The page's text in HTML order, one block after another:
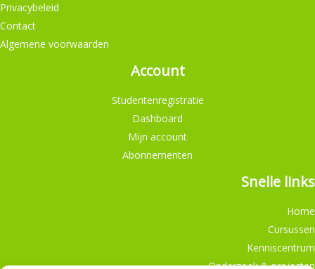
Privacybeleid
Contact
Algemene voorwaarden
Account
Studentenregistratie
Dashboard
Mijn account
Abonnementen
Snelle links
Home
Cursussen
Kenniscentrum
Onderzoek & projecten